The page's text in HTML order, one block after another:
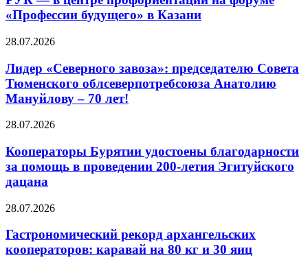
«Профессии будущего» в Казани
28.07.2026
Лидер «Северного завоза»: председателю Совета
Тюменского облсеверпотребсоюза Анатолию
Мануйлову – 70 лет!
28.07.2026
Кооператоры Бурятии удостоены благодарности
за помощь в проведении 200-летия Эгитуйского
дацана
28.07.2026
Гастрономический рекорд архангельских
кооператоров: каравай на 80 кг и 30 яиц